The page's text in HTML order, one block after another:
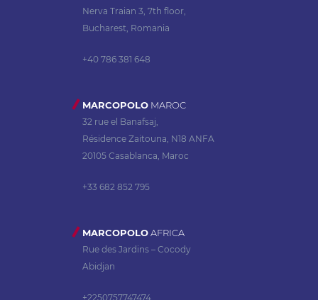
Nerva Traian 3, 7th floor,
Bucharest, Romania
+40 786 381 648
MARCOPOLOMAROC
32 rue el Banafsaj,
Résidence Zaitouna, N18 ANFA
20105 Casablanca, Maroc
+33 682 852 795
MARCOPOLOAFRICA
Rue des Jardins – Cocody
Abidjan
+2250757747474